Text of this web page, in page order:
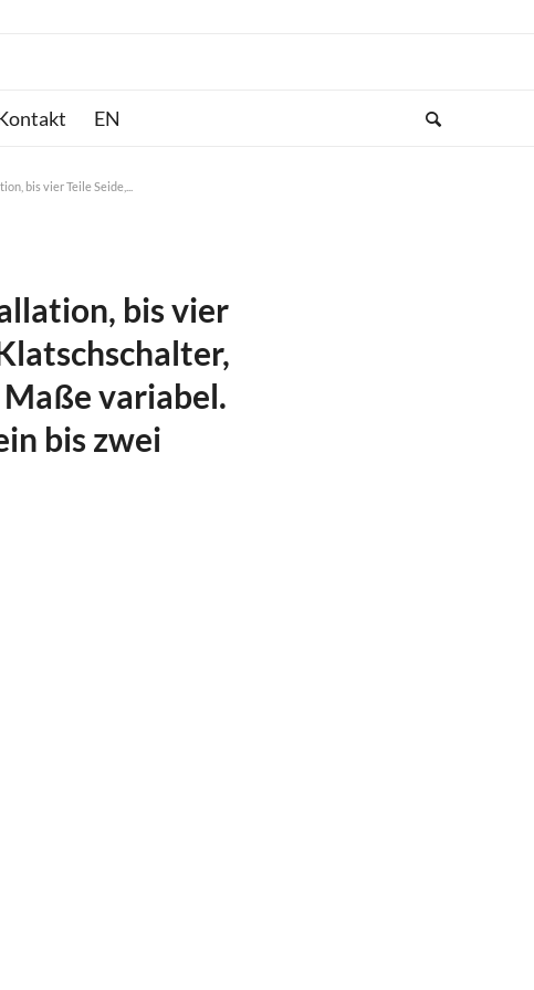
bis vier Teile Seide,...
bis vier
variabel.
bis zwei